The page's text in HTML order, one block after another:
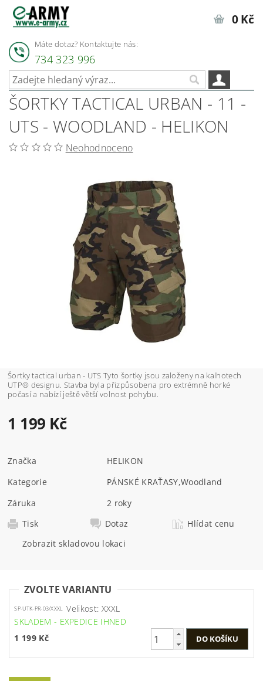
Máte dotaz? Kontaktujte nás:
734 323 996
0 Kč
ŠORTKY TACTICAL URBAN - 11 -
UTS - WOODLAND - HELIKON
Neohodnoceno
Šortky tactical urban - UTS Tyto šortky jsou založeny na kalhotech
UTP® designu. Stavba byla přizpůsobena pro extrémně horké
počasí a nabízí ještě větší volnost pohybu.
1 199 Kč
Značka
HELIKON
Kategorie
PÁNSKÉ KRAŤASY,Woodland
Záruka
2 roky
Tisk
Dotaz
Hlídat cenu
Zobrazit skladovou lokaci
ZVOLTE VARIANTU
SP-UTK-PR-03/XXXL Velikost: XXXL
SKLADEM - EXPEDICE IHNED
1 199 Kč